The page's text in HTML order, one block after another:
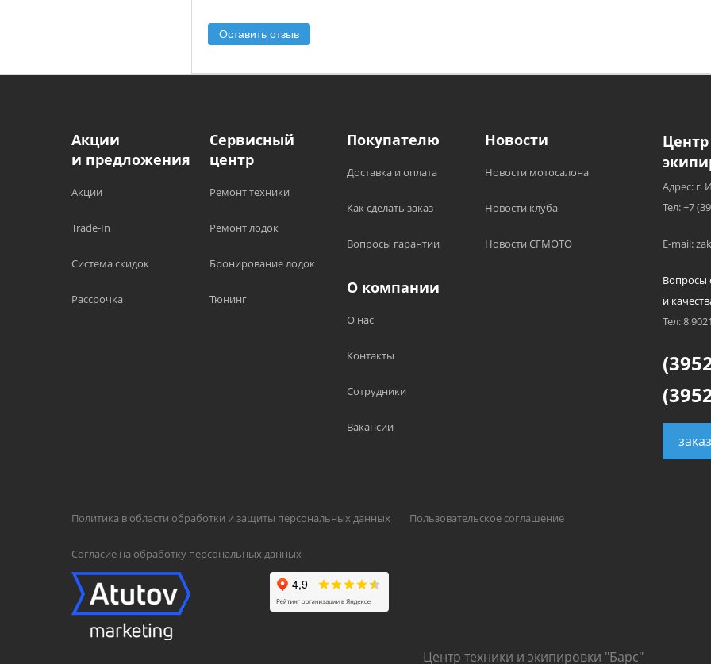
Оставить отзыв
Акции
и предложения
Акции
Trade-In
Система скидок
Рассрочка
Сервисный
центр
Ремонт техники
Ремонт лодок
Бронирование лодок
Тюнинг
Покупателю
Доставка и оплата
Как сделать заказ
Вопросы гарантии
Новости
Новости мотосалона
Новости клуба
Новости CFMOTO
О компании
О нас
Контакты
Сотрудники
Вакансии
Политика в области обработки и защиты персональных данных Пользовательское соглашение
Согласие на обработку персональных данных
Адрес: г.
Тел: +7
E-mail:
Вопросы
и
Тел: 8
Центр техники и экипировки "Барс"